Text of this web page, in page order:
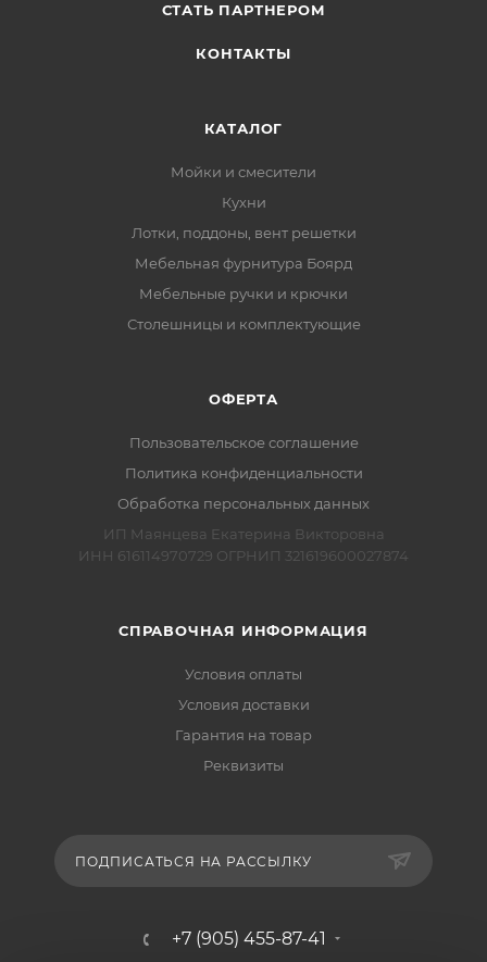
СТАТЬ ПАРТНЕРОМ
КОНТАКТЫ
КАТАЛОГ
Мойки и смесители
Кухни
Лотки, поддоны, вент решетки
Мебельная фурнитура Боярд
Мебельные ручки и крючки
Столешницы и комплектующие
ОФЕРТА
Пользовательское соглашение
Политика конфиденциальности
Обработка персональных данных
ИП Маянцева Екатерина Викторовна
ИНН 616114970729 ОГРНИП 321619600027874
СПРАВОЧНАЯ ИНФОРМАЦИЯ
Условия оплаты
Условия доставки
Гарантия на товар
Реквизиты
ПОДПИСАТЬСЯ НА РАССЫЛКУ
+7 (905) 455-87-41